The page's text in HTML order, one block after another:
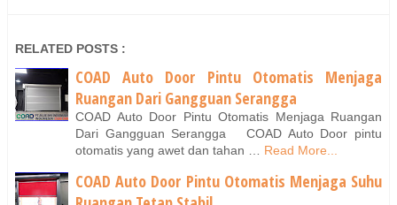
RELATED POSTS :
COAD Auto Door Pintu Otomatis Menjaga
Ruangan Dari Gangguan Serangga
COAD Auto Door Pintu Otomatis Menjaga Ruangan
Dari Gangguan Serangga COAD Auto Door pintu
otomatis yang awet dan tahan …
Read More...
COAD Auto Door Pintu Otomatis Menjaga Suhu